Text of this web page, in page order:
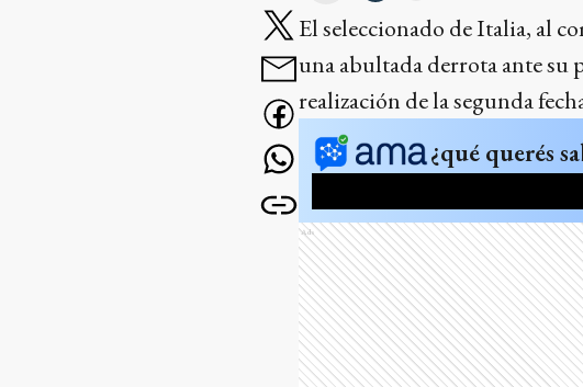
El seleccionado de Italia, al
una abultada derrota ante su
realización de la segunda
¿qué querés
Ads